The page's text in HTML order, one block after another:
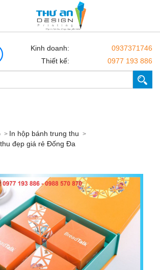
Kinh doanh:
0937371746
Thiết kế:
0977 193 886
In hộp bánh trung thu
đẹp giá rẻ Đống Đa